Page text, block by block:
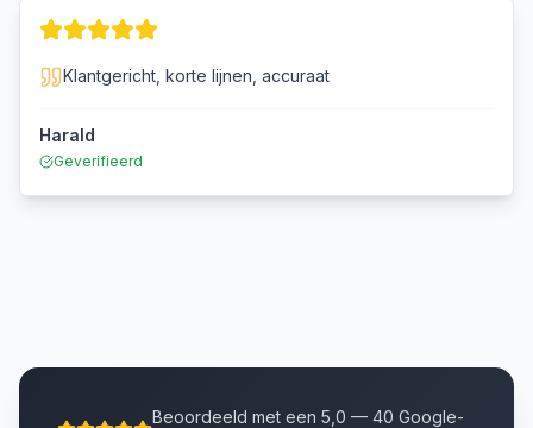
Klantgericht, korte lijnen, accuraat
Harald
Geverifieerd
Beoordeeld met een 5,0 — 40 Google-